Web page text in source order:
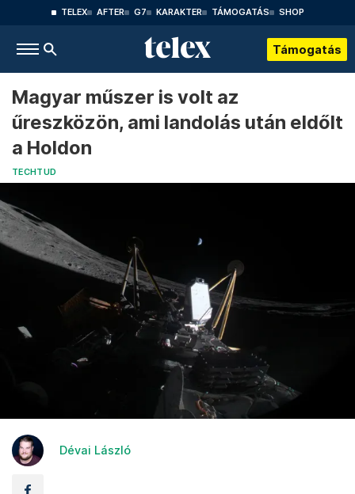
TELEX AFTER G7 KARAKTER TÁMOGATÁS SHOP
Támogatás
Magyar műszer is volt az
űreszközön, ami landolás után eldőlt
a Holdon
TECHTUD
Dévai László